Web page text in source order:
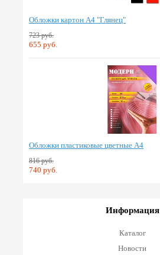
Обложки картон А4 "Глянец"
723 руб.
655 руб.
Обложки пластиковые цветные А4
816 руб.
740 руб.
Информация
Каталог
Новости